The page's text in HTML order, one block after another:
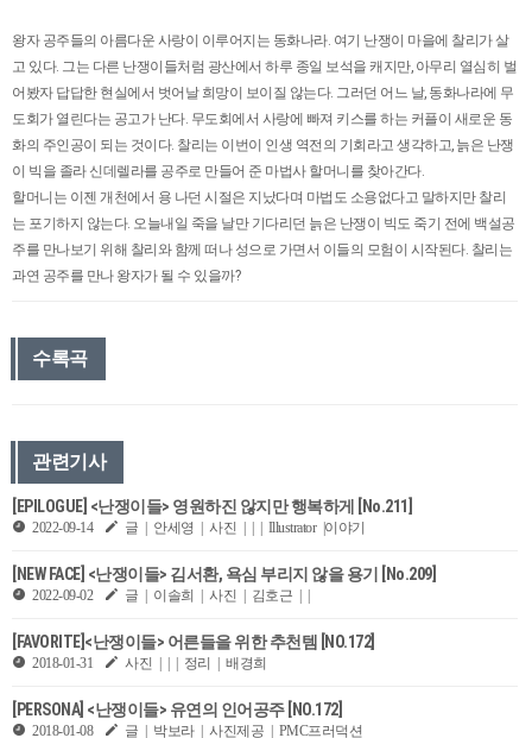
왕자 공주들의 아름다운 사랑이 이루어지는 동화나라. 여기 난쟁이 마을에 찰리가 살
고 있다. 그는 다른 난쟁이들처럼 광산에서 하루 종일 보석을 캐지만, 아무리 열심히 벌
어봤자 답답한 현실에서 벗어날 희망이 보이질 않는다. 그러던 어느 날, 동화나라에 무
도회가 열린다는 공고가 난다. 무도회에서 사랑에 빠져 키스를 하는 커플이 새로운 동
화의 주인공이 되는 것이다. 찰리는 이번이 인생 역전의 기회라고 생각하고, 늙은 난쟁
이 빅을 졸라 신데렐라를 공주로 만들어 준 마법사 할머니를 찾아간다.
할머니는 이젠 개천에서 용 나던 시절은 지났다며 마법도 소용없다고 말하지만 찰리
는 포기하지 않는다. 오늘내일 죽을 날만 기다리던 늙은 난쟁이 빅도 죽기 전에 백설공
주를 만나보기 위해 찰리와 함께 떠나 성으로 가면서 이들의 모험이 시작된다. 찰리는
과연 공주를 만나 왕자가 될 수 있을까?
수록곡
관련기사
[EPILOGUE] <난쟁이들> 영원하진 않지만 행복하게 [No.211]
2022-09-14 글 | 안세영 | 사진 | | | Illustrator |이야기
[NEW FACE] <난쟁이들> 김서환, 욕심 부리지 않을 용기 [No.209]
2022-09-02 글 | 이솔희 | 사진 | 김호근 | |
[FAVORITE]<난쟁이들> 어른들을 위한 추천템 [NO.172]
2018-01-31 사진 | | | 정리 | 배경희
[PERSONA] <난쟁이들> 유연의 인어공주 [NO.172]
2018-01-08 글 | 박보라 | 사진제공 | PMC프러덕션